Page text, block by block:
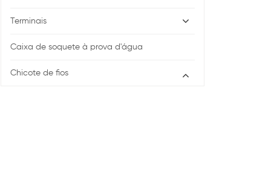
Terminais
Caixa de soquete à prova d'água
Chicote de fios